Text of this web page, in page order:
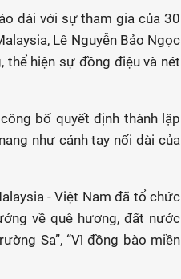
dài với sự tham gia của 30
Lê Nguyễn Bảo Ngọc
thể hiện sự đồng điệu và nét
bố quyết định thành lập
như cánh tay nối dài của
- Việt Nam đã tổ chức
về quê hương, đất nước
Sa”, “Vì đồng bào miền